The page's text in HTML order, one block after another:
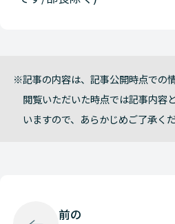
記事の内容は、記事公開時点での情
閲覧いただいた時点では記事内容
いますので、あらかじめご了承くだ
前の